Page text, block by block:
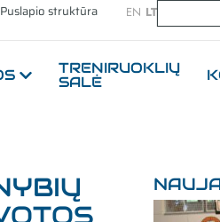
Puslapio struktūra EN LT
TRENIRUOKLIŲ
SALĖ